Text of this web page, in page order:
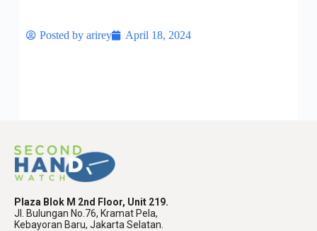
Posted byarirey April 18, 2024
Plaza Blok M 2nd Floor, Unit 219.
Jl. Bulungan No.76, Kramat Pela,
Kebayoran Baru, Jakarta Selatan.